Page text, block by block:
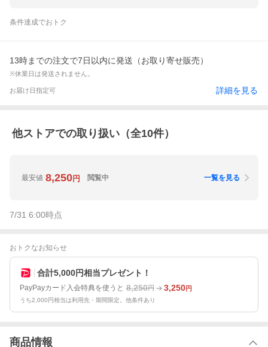
条件達成でおトク
13時までの注文で7日以内に発送（お取り寄せ販売）
※休業日は発送されません。
お届け日指定可 詳細を見る
他ストアでの取り扱い（全10件）
最安値 8,250円 閲覧中 一覧を見る
7/31 6:00時点
おトクなお知らせ
合計5,000円相当プレゼント！
PayPayカード入会特典を使うと 8,250円 3,250円
うち2,000円相当は利用先・期間限定。他条件あり
商品情報